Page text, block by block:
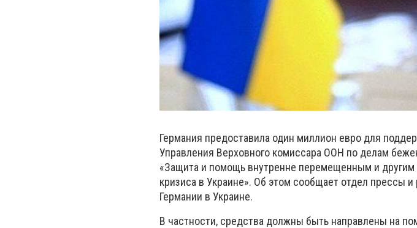
Германия предоставила один миллион евро для
Управления Верховного комиссара ООН по делам
«Защита и помощь внутренне перемещенным и
кризиса в Украине». Об этом сообщает отдел прессы
Германии в Украине.
В частности, средства должны быть направлены на